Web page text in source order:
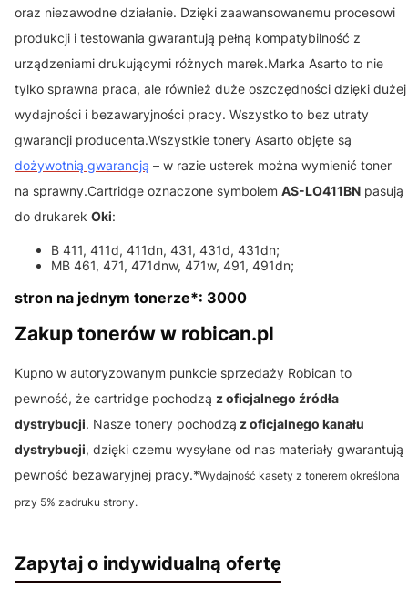
oraz niezawodne działanie. Dzięki zaawansowanemu procesowi
produkcji i testowania gwarantują pełną kompatybilność z
urządzeniami drukującymi różnych marek.Marka Asarto to nie
tylko sprawna praca, ale również duże oszczędności dzięki dużej
wydajności i bezawaryjności pracy. Wszystko to bez utraty
gwarancji producenta.Wszystkie tonery Asarto objęte są
dożywotnią gwarancją – w razie usterek można wymienić toner
na sprawny.Cartridge oznaczone symbolem AS-LO411BN pasują
do drukarek Oki:
B 411, 411d, 411dn, 431, 431d, 431dn;
MB 461, 471, 471dnw, 471w, 491, 491dn;
stron na jednym tonerze*: 3000
Zakup tonerów w robican.pl
Kupno w autoryzowanym punkcie sprzedaży Robican to
pewność, że cartridge pochodzą z oficjalnego źródła
dystrybucji. Nasze tonery pochodzą z oficjalnego kanału
dystrybucji, dzięki czemu wysyłane od nas materiały gwarantują
pewność bezawaryjnej pracy.*Wydajność kasety z tonerem określona
przy 5% zadruku strony.
Zapytaj o indywidualną ofertę